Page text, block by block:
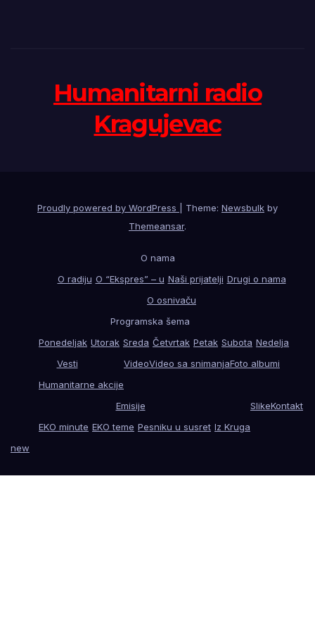
Humanitarni radio
Kragujevac
Proudly powered by WordPress Theme: Newsbulk by
Themeansar.
O nama
O radiju O “Ekspres” – u Naši prijatelji Drugi o nama
O osnivaču
Programska šema
Ponedeljak Utorak Sreda Četvrtak Petak Subota Nedelja
Vesti
Humanitarne akcije
VideoVideo sa snimanjaFoto albumi
Emisije
EKO minute EKO teme Pesniku u susret Iz Kruga
SlikeKontakt
new